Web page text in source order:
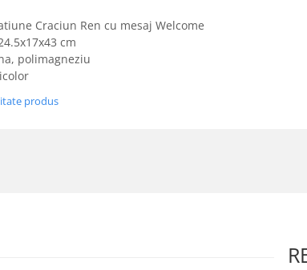
Craciun Ren cu mesaj Welcome
cm
polimagneziu
produs